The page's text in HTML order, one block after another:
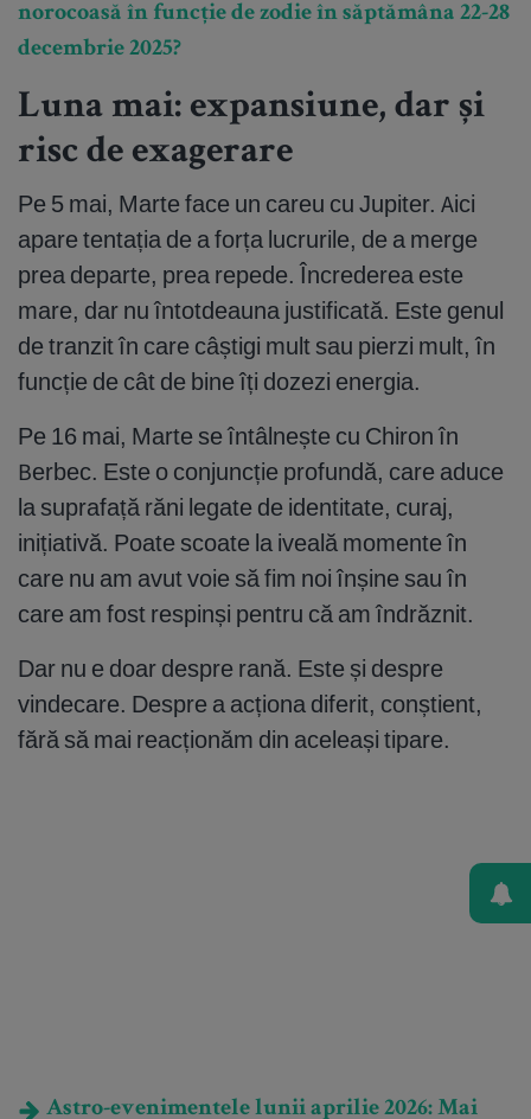
norocoasă în funcție de zodie în săptămâna 22-28
decembrie 2025?
Luna mai: expansiune, dar și
risc de exagerare
Pe 5 mai, Marte face un careu cu Jupiter. Aici
apare tentația de a forța lucrurile, de a merge
prea departe, prea repede. Încrederea este
mare, dar nu întotdeauna justificată. Este genul
de tranzit în care câștigi mult sau pierzi mult, în
funcție de cât de bine îți dozezi energia.
Pe 16 mai, Marte se întâlnește cu Chiron în
Berbec. Este o conjuncție profundă, care aduce
la suprafață răni legate de identitate, curaj,
inițiativă. Poate scoate la iveală momente în
care nu am avut voie să fim noi înșine sau în
care am fost respinși pentru că am îndrăznit.
Dar nu e doar despre rană. Este și despre
vindecare. Despre a acționa diferit, conștient,
fără să mai reacționăm din aceleași tipare.
Astro-evenimentele lunii aprilie 2026: Mai